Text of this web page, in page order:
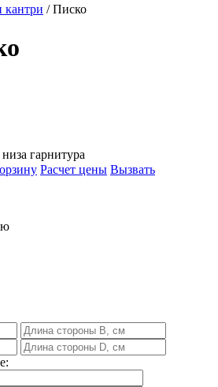
кантри / Писко
гарнитура
Расчет цены Вызвать